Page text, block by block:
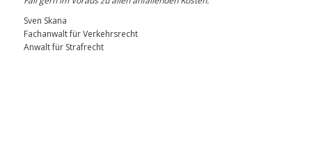
Sven Skana
Fachanwalt für Verkehrsrecht
Anwalt für Strafrecht